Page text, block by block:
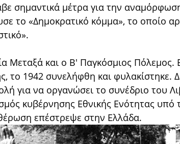
σημαντικά μέτρα για την
το «Δημοκρατικό κόμμα», το οποίο
Μεταξά και ο Β' Παγκόσμιος Πόλεμος.
το 1942 συνελήφθη και φυλακίστηκε.
για να οργανώσει το συνέδριο του
κυβέρνησης Εθνικής Ενότητας υπό
επέστρεψε στην Ελλάδα.